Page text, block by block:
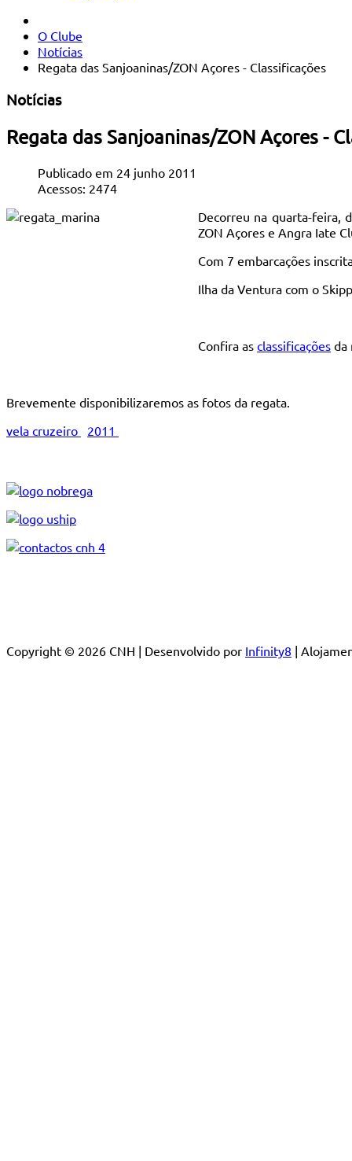
O Clube
Notícias
Regata das Sanjoaninas/ZON Açores - Classificações
Notícias
Regata das Sanjoaninas/ZON Açores -
Publicado em 24 junho 2011
Acessos: 2474
Decorreu na quarta-feira,
ZON Açores e Angra Iate
Com 7 embarcações
Ilha da Ventura com o
Confira as classificações da
Brevemente disponibilizaremos as fotos da regata.
vela cruzeiro
2011
Copyright © 2026 CNH | Desenvolvido por Infinity8 |